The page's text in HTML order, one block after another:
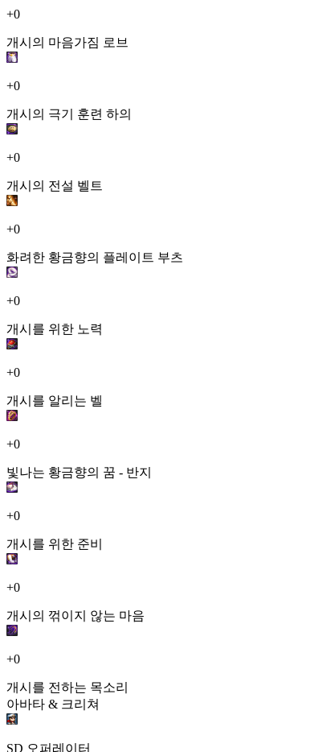
+0
개시의 마음가짐 로브
+0
개시의 극기 훈련 하의
+0
개시의 전설 벨트
+0
화려한 황금향의 플레이트 부츠
+0
개시를 위한 노력
+0
개시를 알리는 벨
+0
빛나는 황금향의 꿈 - 반지
+0
개시를 위한 준비
+0
개시의 꺾이지 않는 마음
+0
개시를 전하는 목소리
아바타 & 크리쳐
SD 오퍼레이터